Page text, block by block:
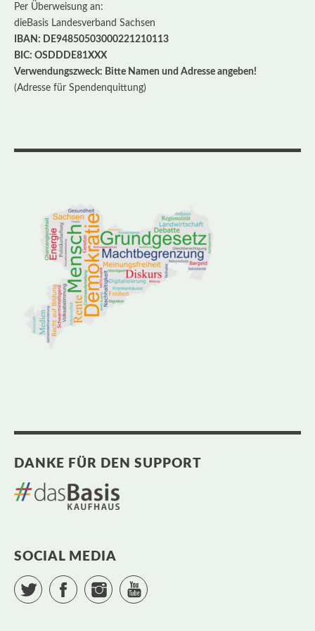
Per Überweisung an:
dieBasis Landesverband Sachsen
IBAN: DE94850503000221210113
BIC: OSDDDE81XXX
Verwendungszweck: Bitte Namen und Adresse angeben!
(Adresse für Spendenquittung)
DANKE FÜR DEN SUPPORT
SOCIAL MEDIA
Twitter Facebook Instagram